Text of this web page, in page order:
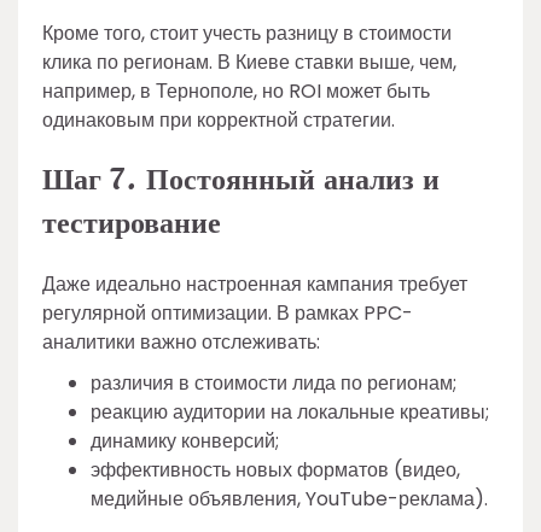
Кроме того, стоит учесть разницу в стоимости
клика по регионам. В Киеве ставки выше, чем,
например, в Тернополе, но ROI может быть
одинаковым при корректной стратегии.
Шаг 7. Постоянный анализ и
тестирование
Даже идеально настроенная кампания требует
регулярной оптимизации. В рамках PPC-
аналитики важно отслеживать:
различия в стоимости лида по регионам;
реакцию аудитории на локальные креативы;
динамику конверсий;
эффективность новых форматов (видео,
медийные объявления, YouTube-реклама).